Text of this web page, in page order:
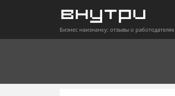
Бизнес наизнанку: отзывы о работодателях